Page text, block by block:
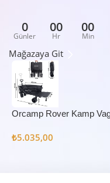
0
Günler
00
Hr
00
Min
Mağazaya Git
Orcamp Rover Kamp
₺5.035,00